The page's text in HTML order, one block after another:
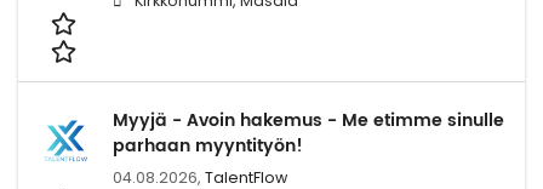
Myyjä - Avoin hakemus - Me etimme sinulle
parhaan myyntityön!
04.08.2026, TalentFlow